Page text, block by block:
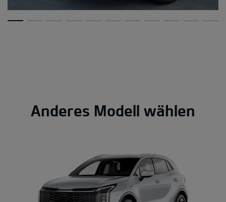
Anderes Modell wählen